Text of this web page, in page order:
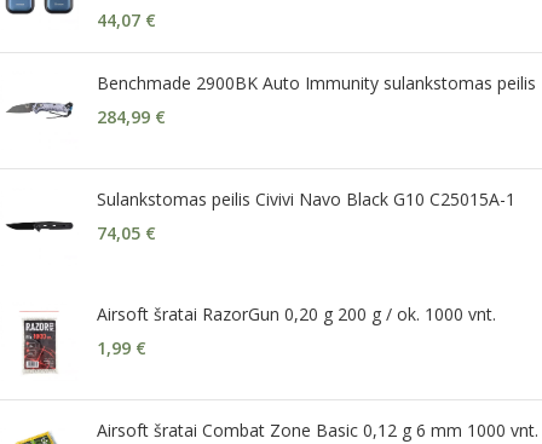
44,07 €
Benchmade 2900BK Auto Immunity sulankstomas peilis
284,99 €
Sulankstomas peilis Civivi Navo Black G10 C25015A-1
74,05 €
Airsoft šratai RazorGun 0,20 g 200 g / ok. 1000 vnt.
1,99 €
Airsoft šratai Combat Zone Basic 0,12 g 6 mm 1000 vnt.